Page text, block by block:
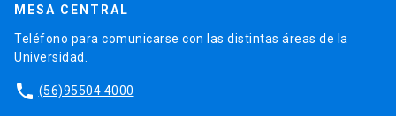
MESA CENTRAL
Teléfono para comunicarse con las distintas áreas de la
Universidad.
phone (56)95504 4000